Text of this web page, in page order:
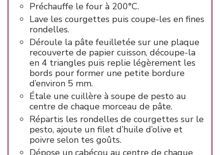
Préchauffe le four à 200°C.
Lave les courgettes puis coupe-les en fines
rondelles.
Déroule la pâte feuilletée sur une plaque
recouverte de papier cuisson, découpe-la
en 4 triangles puis replie légèrement les
bords pour former une petite bordure
d’environ 5 mm.
Étale une cuillère à soupe de pesto au
centre de chaque morceau de pâte.
Répartis les rondelles de courgettes sur le
pesto, ajoute un filet d’huile d’olive et
poivre selon tes goûts.